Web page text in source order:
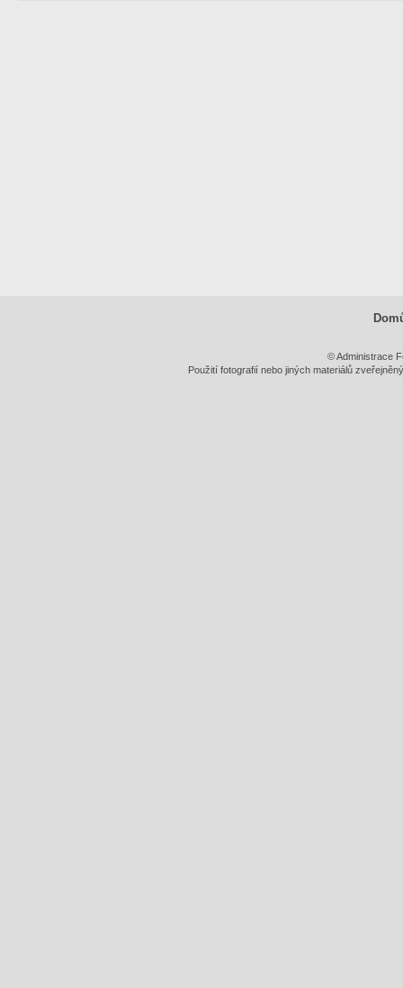
© Administrace
Použití fotografií nebo jiných materiálů